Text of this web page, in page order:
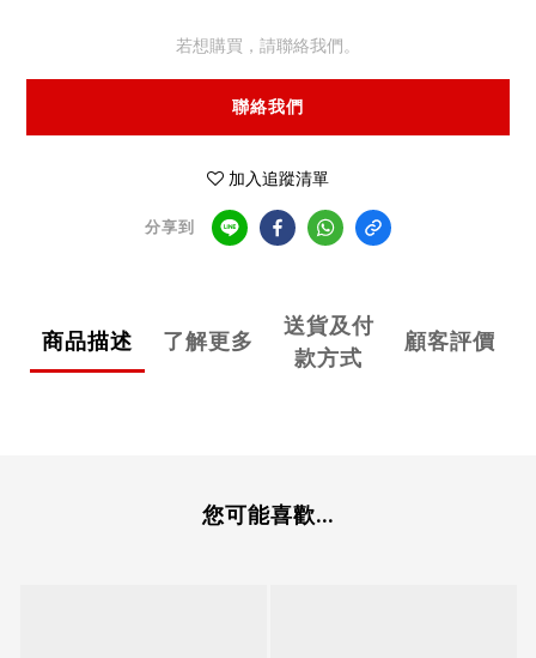
若想購買，請聯絡我們。
聯絡我們
加入追蹤清單
分享到
商品描述 了解更多
送貨及付
款方式
顧客評價
您可能喜歡...